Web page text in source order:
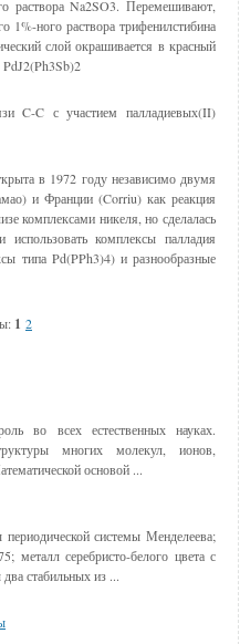
раствора Na2SO3. Перемешивают,
1%-ного раствора трифенилстибина
слой окрашивается в красный
PdJ2(Ph3Sb)2
C-C с участием палладиевых(II)
в 1972 году независимо двумя
и Франции (Corriu) как реакция
комплек­сами никеля, но сделалась
комплексы палладия
типа Pd(PPh3)4) и разнообразные
1 2
во всех естественных науках.
многих молекул, ионов,
основой ...
системы Менделеева;
металл серебристо-белого цвета с
стабильных из ...